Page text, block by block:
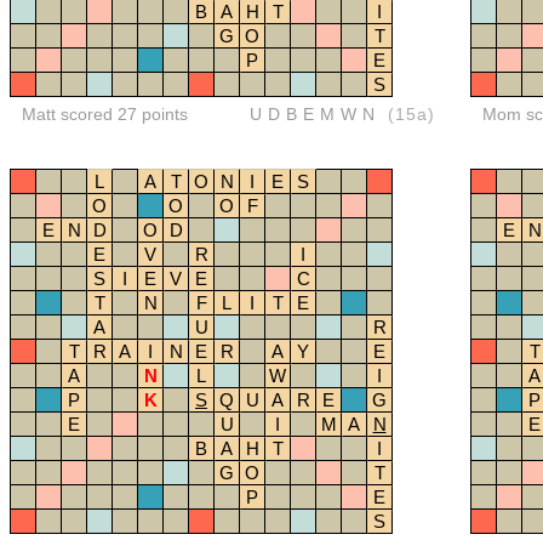
B
A H T
I
G O
T
P
E
S
Matt scored 27 points UDBEMWN (15a) Mom
L A T O N I E
S
O
O O
F
E
N D O
D
E
V R
I
S
I E V E
C
T
N F L I T
E
A
U
R
T
R A I N E R A Y
E
A
N L W
I
P
K S Q U A R E
G
E
U I M A
N
B
A H T
I
G O
T
P
E
S
E N
T
A
P
E